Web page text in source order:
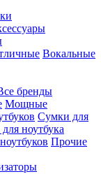
Вокальные
бренды
Мощные
Сумки для
ноутбука
Прочие